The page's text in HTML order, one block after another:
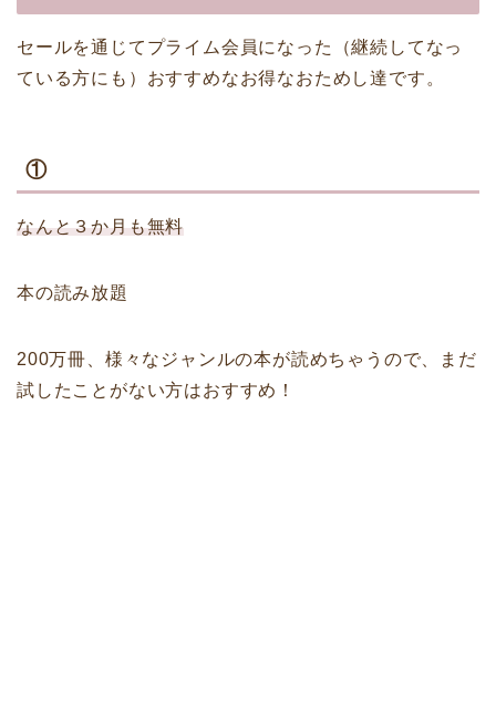
セールを通じてプライム会員になった（継続してなっ
ている方にも）おすすめなお得なおためし達です。
①
なんと３か月も無料
本の読み放題
200万冊、様々なジャンルの本が読めちゃうので、まだ
試したことがない方はおすすめ！